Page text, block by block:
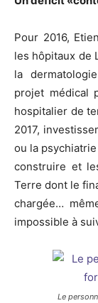
Pour 2016,
les hôpitaux de
la
projet médical
hospitalier de
2017,
ou la
construire et
Terre dont le
chargée…
impossible à
Le